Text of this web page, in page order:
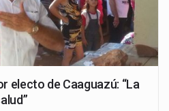
electo de Caaguazú: “La